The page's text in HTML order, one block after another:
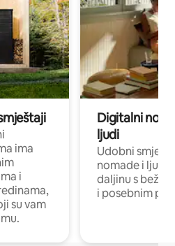
ima
i
su vam
Digitalni
ljudi
Udobni
nomade i ljude
daljinu s
i posebnim